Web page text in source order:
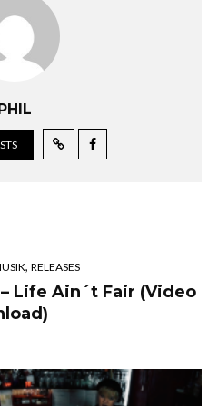
, RELEASES
Life Ain´t Fair (Video